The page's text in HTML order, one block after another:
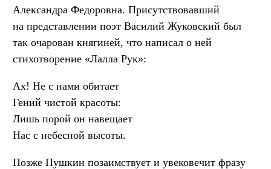
Александра Федоровна. Присутствовавший
на представлении поэт Василий Жуковский был
так очарован княгиней, что написал о ней
стихотворение «Лалла Рук»:
Ах! Не с нами обитает
Гений чистой красоты:
Лишь порой он навещает
Нас с небесной высоты.
Позже Пушкин позаимствует и увековечит фразу